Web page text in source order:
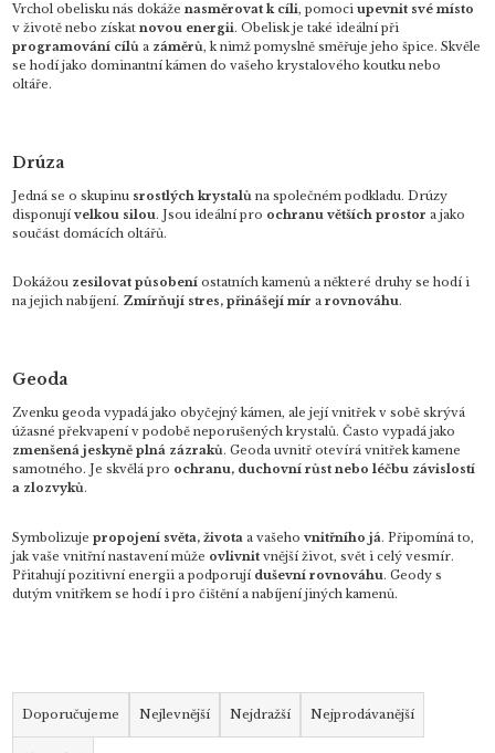
Vrchol obelisku nás dokáženasměrovat k cíli, pomociupevnit své místo
v životě nebo získatnovou energii. Obelisk je také ideální při
programování cílůa záměrů, k nimž pomyslně směřuje jeho špice. Skvěle
se hodí jako dominantní kámen do vašeho krystalového koutku nebo
oltáře.
Drúza
Jedná se o skupinu srostlých krystalůna společném podkladu. Drúzy
disponujívelkou silou. Jsou ideální pro ochranu větších prostor a jako
součást domácích oltářů.
Dokážou zesilovat působeníostatních kamenů a některé druhy se hodí i
na jejich nabíjení. Zmírňují stres, přinášejí míra rovnováhu.
Geoda
Zvenku geoda vypadá jako obyčejný kámen, ale její vnitřek v sobě skrývá
úžasné překvapení v podobě neporušených krystalů. Často vypadá jako
zmenšená jeskyně plná zázraků. Geoda uvnitř otevírá vnitřek kamene
samotného. Je skvělá pro ochranu, duchovní růst nebo léčbu závislostí
a zlozvyků.
Symbolizuje propojení světa, života a vašehovnitřního já.Připomíná to,
jak vaše vnitřní nastavení může ovlivnit vnější život, svět i celý vesmír.
Přitahují pozitivní energii a podporují duševní rovnováhu. Geody s
dutým vnitřkem se hodí i pro čištění a nabíjení jiných kamenů.
Ř
a
z
Doporučujeme Nejlevnější Nejdražší Nejprodávanější